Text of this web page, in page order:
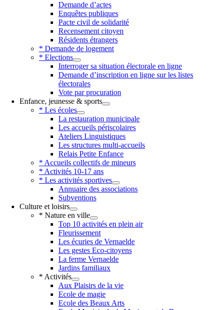
Demande d’actes
Enquêtes publiques
Pacte civil de solidarité
Recensement citoyen
Résidents étrangers
* Demande de logement
* Elections
Interroger sa situation électorale en ligne
Demande d’inscription en ligne sur les listes
électorales
Vote par procuration
Enfance, jeunesse & sports
* Les écoles
La restauration municipale
Les accueils périscolaires
Ateliers Linguistiques
Les structures multi-accueils
Relais Petite Enfance
* Accueils collectifs de mineurs
* Activités 10-17 ans
* Les activités sportives
Annuaire des associations
Subventions
Culture et loisirs
* Nature en ville
Top 10 activités en plein air
Fleurissement
Les écuries de Vernaelde
Les gestes Eco-citoyens
La ferme Vernaelde
Jardins familiaux
* Activités
Aux Plaisirs de la vie
Ecole de magie
Ecole des Beaux Arts